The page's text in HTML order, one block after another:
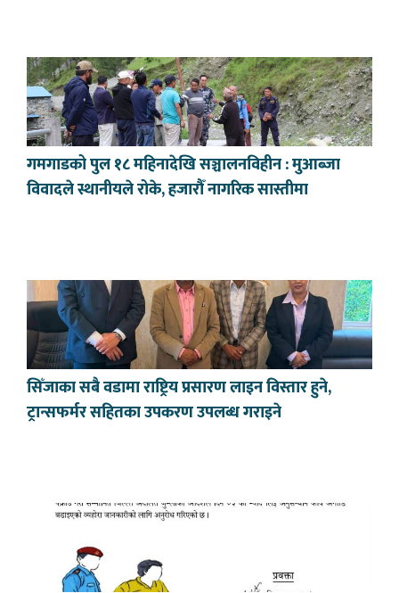
गमगाडको पुल १८ महिनादेखि सञ्चालनविहीन : मुआब्जा
विवादले स्थानीयले रोके, हजारौँ नागरिक सास्तीमा
सिँजाका सबै वडामा राष्ट्रिय प्रसारण लाइन विस्तार हुने,
ट्रान्सफर्मर सहितका उपकरण उपलब्ध गराइने